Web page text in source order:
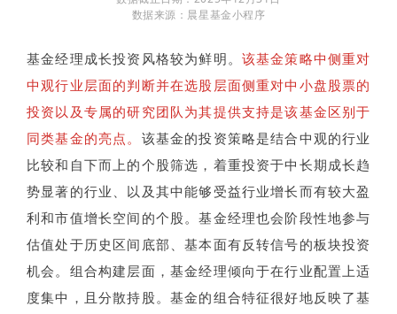
数据来源：晨星基金小程序
基金经理成长投资风格较为鲜明。 该基金策略中侧重对
中观行业层面的判断并在选股层面侧重对中小盘股票的
投资以及专属的研究团队为其提供支持是该基金区别于
同类基金的亮点。 该基金的投资策略是结合中观的行业
比较和自下而上的个股筛选，着重投资于中长期成长趋
势显著的行业、以及其中能够受益行业增长而有较大盈
利和市值增长空间的个股。基金经理也会阶段性地参与
估值处于历史区间底部、基本面有反转信号的板块投资
机会。组合构建层面，基金经理倾向于在行业配置上适
度集中，且分散持股。基金的组合特征很好地反映了基